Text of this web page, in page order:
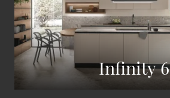
Infinity 6